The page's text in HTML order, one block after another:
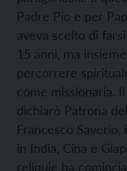
Padre Pio e per
aveva scelto di
15 anni, ma
percorrere
come missionaria.
dichiarò Patrona
Francesco
in India, Cina e
reliquie ha